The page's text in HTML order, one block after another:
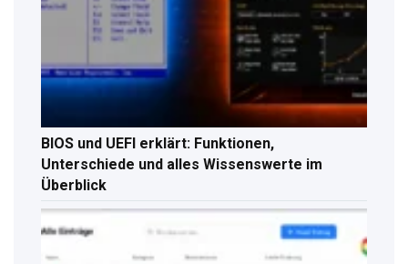
BIOS und UEFI erklärt: Funktionen,
Unterschiede und alles Wissenswerte im
Überblick